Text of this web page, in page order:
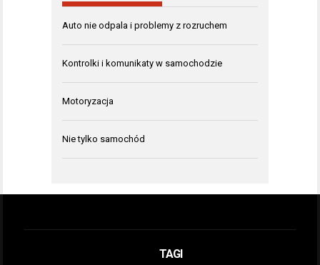
Auto nie odpala i problemy z rozruchem
Kontrolki i komunikaty w samochodzie
Motoryzacja
Nie tylko samochód
TAGI